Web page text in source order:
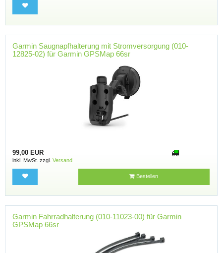
Garmin Saugnapfhalterung mit Stromversorgung (010-
12825-02) für Garmin GPSMap 66sr
99,00 EUR
inkl. MwSt. zzgl. Versand
Bestellen
Garmin Fahrradhalterung (010-11023-00) für Garmin
GPSMap 66sr